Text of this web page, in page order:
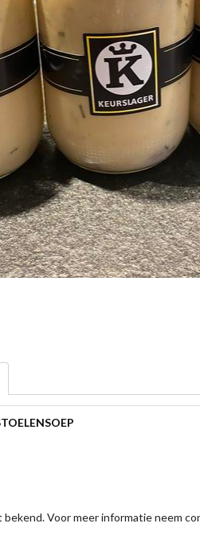
Voor meer informatie neem